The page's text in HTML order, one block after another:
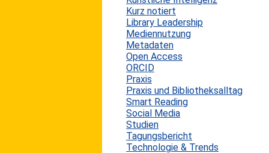
Kurz notiert
Library Leadership
Mediennutzung
Metadaten
Open Access
ORCID
Praxis
Praxis und Bibliotheksalltag
Smart Reading
Social Media
Studien
Tagungsbericht
Technologie & Trends
von Organisationen zu erklären und haben dabei neben
unzähligen Theorien auch eine riesige Menge von
Ratgebern geschrieben, meist mit zweifelhaftem
Dabei ist das Grundprinzip seit langem bekannt und
denkbar einfach: Peter Drucker, der 2005 verstorbene
amerikanische Managementphilosoph, hat es auf fünf
Fragen reduziert: Was ist unsere Aufgabe? Wer ist
unser Kunde? Worauf legt der Kunde wert? Was sind
unsere Ergebnisse? Was ist unser Plan?
Wer diese Fragen beantworten kann, wer sie sich und
seiner Einrichtung als Managementkompass verordnet,